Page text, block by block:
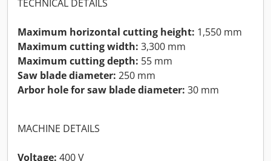
TECHNICAL DETAILS
Maximum horizontal cutting height: 1,550 mm
Maximum cutting width: 3,300 mm
Maximum cutting depth: 55 mm
Saw blade diameter: 250 mm
Arbor hole for saw blade diameter: 30 mm
MACHINE DETAILS
Voltage: 400 V